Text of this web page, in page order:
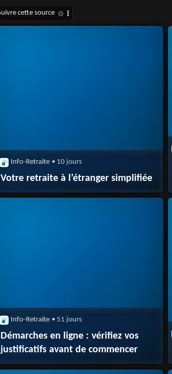
Info-Retraite • 10 jours
Votre retraite à l’étranger simplifiée
Info-Retraite • 51 jours
Démarches en ligne : vérifiez vos
justificatifs avant de commencer